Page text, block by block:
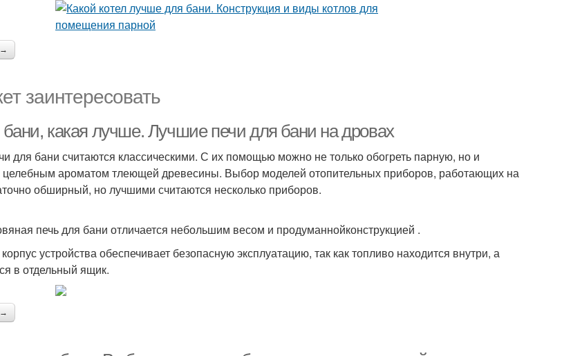
→
заинтересовать
какая лучше. Лучшие печи для бани на дровах
для бани считаются классическими. С их помощью можно не только обогреть парную, но и
целебным ароматом тлеющей древесины. Выбор моделей отопительных приборов, работающих на
обширный, но лучшими считаются несколько приборов.
печь для бани отличается небольшим весом и продуманнойконструкцией .
устройства обеспечивает безопасную эксплуатацию, так как топливо находится внутри, а
в отдельный ящик.
→